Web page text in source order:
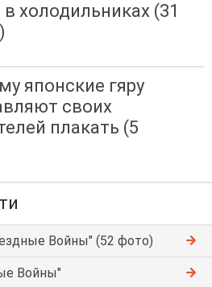
холодильниках (31
японские гяру
своих
плакать (5
Войны" (52 фото)
Войны"